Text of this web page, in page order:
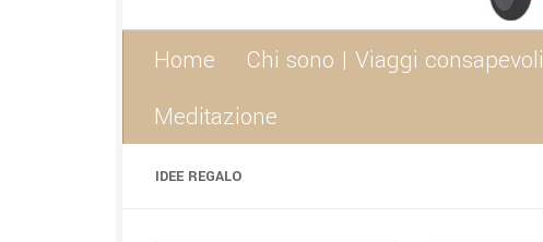
Home Chi sono | Viaggi consapevoli
Meditazione
IDEE REGALO